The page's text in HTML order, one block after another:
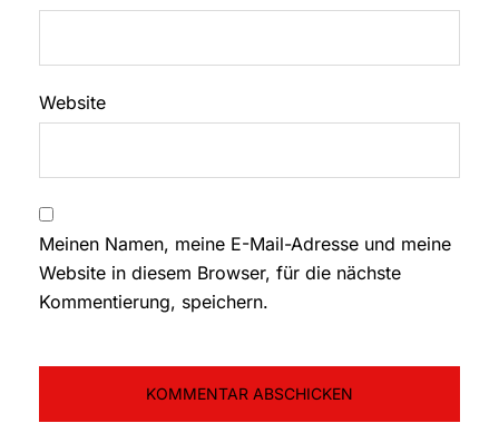
Website
Meinen Namen, meine E-Mail-Adresse und meine
Website in diesem Browser, für die nächste
Kommentierung, speichern.